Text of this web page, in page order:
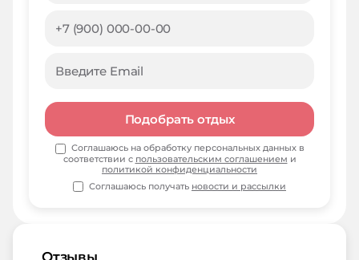
Подобрать отдых
Соглашаюсь на обработку персональных данных в
соответствии с пользовательским соглашением и
политикой конфиденциальности
Соглашаюсь получать новости и рассылки